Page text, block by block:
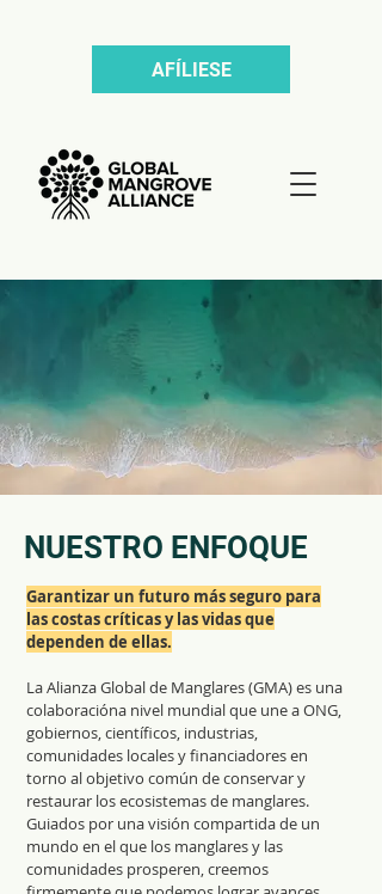
AFÍLIESE
NUESTRO ENFOQUE
Garantizar un futuro más seguro para
las costas críticas y las vidas que
dependen de ellas.
La Alianza Global de Manglares (GMA) es una
colaboracióna nivel mundial que une a ONG,
gobiernos, científicos, industrias,
comunidades locales y financiadores en
torno al objetivo común de conservar y
restaurar los ecosistemas de manglares. ​
Guiados por una visión compartida de un
mundo en el que los manglares y las
comunidades prosperen, creemos